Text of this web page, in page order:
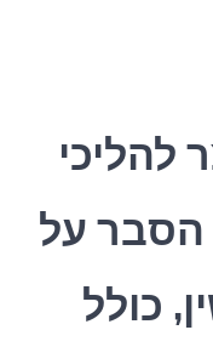
להליכי
הסבר על
כולל